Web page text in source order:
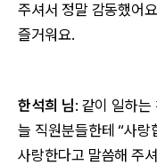
주셔서 정말 감동했어
즐거워요.
한석희 님: 같이 일하
늘 직원분들한테 “사랑
사랑한다고 말씀해 주